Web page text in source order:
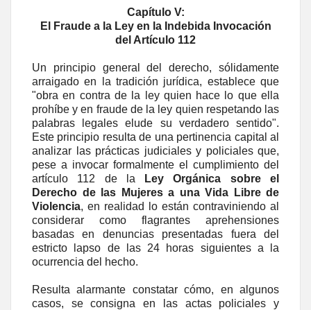
Capítulo V:
El Fraude a la Ley en la Indebida Invocación
del Artículo 112
Un principio general del derecho, sólidamente
arraigado en la tradición jurídica, establece que
"obra en contra de la ley quien hace lo que ella
prohíbe y en fraude de la ley quien respetando las
palabras legales elude su verdadero sentido".
Este principio resulta de una pertinencia capital al
analizar las prácticas judiciales y policiales que,
pese a invocar formalmente el cumplimiento del
artículo 112 de la
Ley Orgánica sobre el
Derecho de las Mujeres a una Vida Libre de
Violencia, en realidad lo están contraviniendo al
considerar como flagrantes aprehensiones
basadas en denuncias presentadas fuera del
estricto lapso de las 24 horas siguientes a la
ocurrencia del hecho.
Resulta alarmante constatar cómo, en algunos
casos, se consigna en las actas policiales y